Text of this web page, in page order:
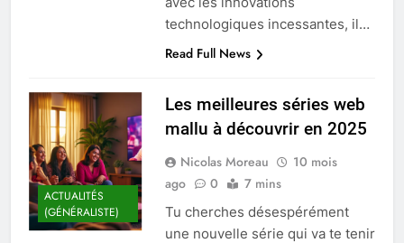
technologiques incessantes, il…
Read Full News
ACTUALITÉS
(GÉNÉRALISTE)
Les meilleures séries web
mallu à découvrir en 2025
Nicolas Moreau
10 mois
ago
0 7 mins
Tu cherches désespérément
une nouvelle série qui va te tenir